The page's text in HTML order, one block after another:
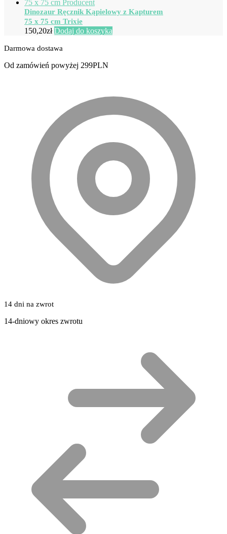
Dinozaur Ręcznik Kąpielowy z Kapturem
75 x 75 cm Trixie
150,20zł Dodaj do koszyka
Darmowa dostawa
Od zamówień powyżej 299PLN
14 dni na zwrot
14-dniowy okres zwrotu